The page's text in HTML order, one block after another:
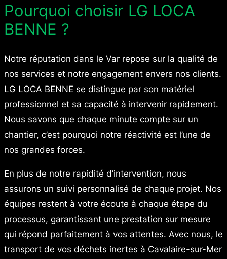
Pourquoi choisir LG LOCA
BENNE ?
Notre réputation dans le Var repose sur la qualité de
nos services et notre engagement envers nos clients.
LG LOCA BENNE se distingue par son matériel
professionnel et sa capacité à intervenir rapidement.
Nous savons que chaque minute compte sur un
chantier, c’est pourquoi notre réactivité est l’une de
nos grandes forces.
En plus de notre rapidité d’intervention, nous
assurons un suivi personnalisé de chaque projet. Nos
équipes restent à votre écoute à chaque étape du
processus, garantissant une prestation sur mesure
qui répond parfaitement à vos attentes. Avec nous, le
transport de vos déchets inertes à Cavalaire-sur-Mer